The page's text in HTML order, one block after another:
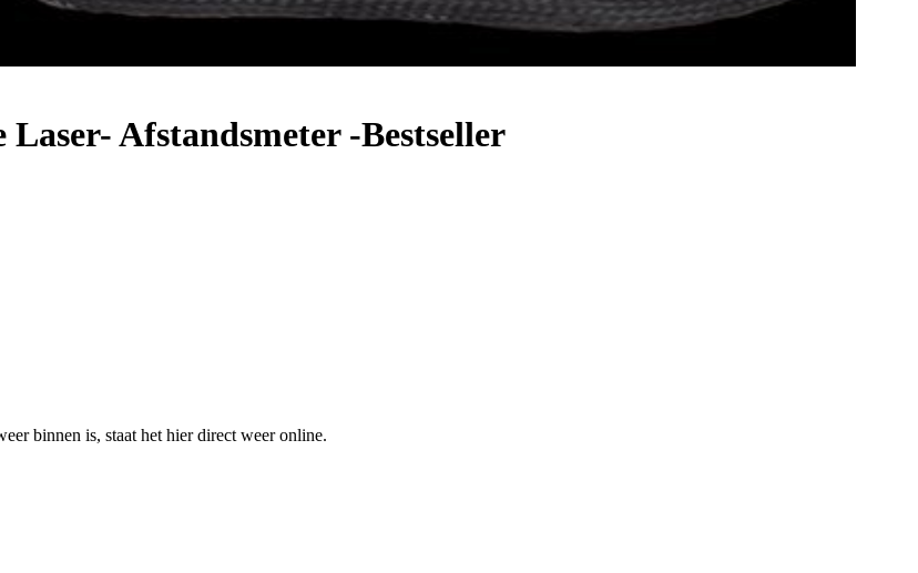
Afstandsmeter -Bestseller
binnen is, staat het hier direct weer online.